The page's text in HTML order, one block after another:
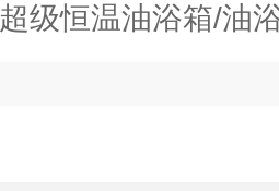
超级恒温油浴箱/油